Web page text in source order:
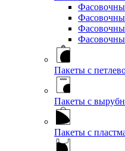
Пакеты с
Пакеты с
Пакеты с